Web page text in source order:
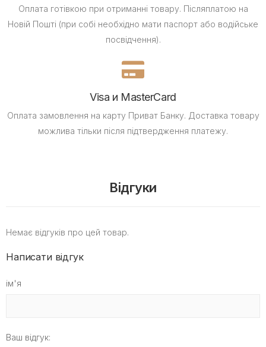
Оплата готівкою при отриманні товару. Післяплатою на
Новій Пошті (при собі необхідно мати паспорт або водійське
посвідчення).
Visa и MasterCard
Оплата замовлення на карту Приват Банку. Доставка товару
можлива тільки після підтвердження платежу.
Відгуки
Немає відгуків про цей товар.
Написати відгук
ім'я
Ваш відгук: